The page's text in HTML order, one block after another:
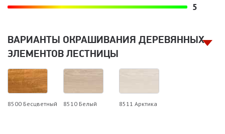
5
ВАРИАНТЫ ОКРАШИВАНИЯ ДЕРЕВЯННЫХ
ЭЛЕМЕНТОВ ЛЕСТНИЦЫ
8500 Бесцветный 8510 Белый 8511 Арктика